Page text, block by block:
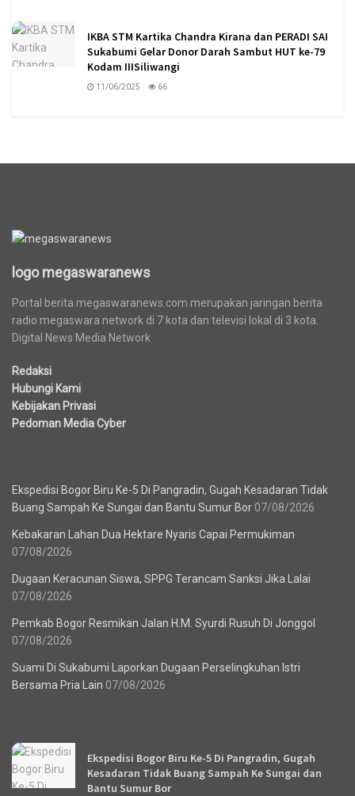
IKBA STM Kartika Chandra Kirana dan PERADI SAI
Sukabumi Gelar Donor Darah Sambut HUT ke-79
Kodam IIISiliwangi
11/06/2025 66
logo megaswaranews
Portal berita megaswaranews.com merupakan jaringan berita
radio megaswara network di 7 kota dan televisi lokal di 3 kota.
Digital News Media Network
Redaksi
Hubungi Kami
Kebijakan Privasi
Pedoman Media Cyber
Ekspedisi Bogor Biru Ke-5 Di Pangradin, Gugah Kesadaran Tidak
Buang Sampah Ke Sungai dan Bantu Sumur Bor 07/08/2026
Kebakaran Lahan Dua Hektare Nyaris Capai Permukiman
07/08/2026
Dugaan Keracunan Siswa, SPPG Terancam Sanksi Jika Lalai
07/08/2026
Pemkab Bogor Resmikan Jalan H.M. Syurdi Rusuh Di Jonggol
07/08/2026
Suami Di Sukabumi Laporkan Dugaan Perselingkuhan Istri
Bersama Pria Lain 07/08/2026
Ekspedisi Bogor Biru Ke-5 Di Pangradin, Gugah
Kesadaran Tidak Buang Sampah Ke Sungai dan
Bantu Sumur Bor